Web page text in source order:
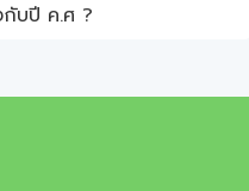
บปี ค.ศ ?